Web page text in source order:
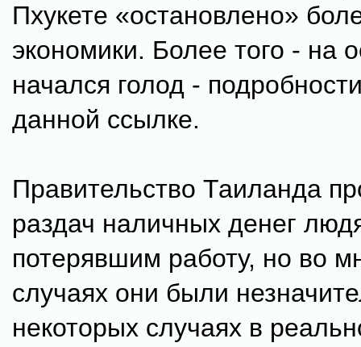
Пхукете «остановлено»
экономики. Более того - на
начался голод -
данной ссылке.
Правительство Таиланда
раздач наличных денег
потерявшим работу, но во
случаях они были
некоторых случаях в